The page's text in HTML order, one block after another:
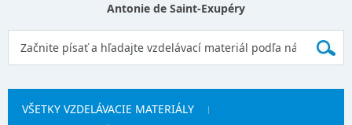
Antonie de Saint-Exupéry
VŠETKY VZDELÁVACIE MATERIÁLY